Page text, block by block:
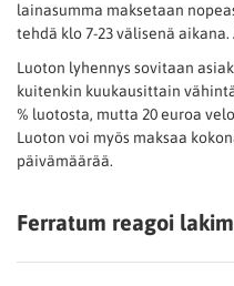
lainasumma maksetaan
tehdä klo 7-23 välisenä
Luoton lyhennys sovitaan
kuitenkin kuukausittain
% luotosta, mutta 20 euroa
Luoton voi myös maksaa
päivämäärää.
Ferratum reagoi